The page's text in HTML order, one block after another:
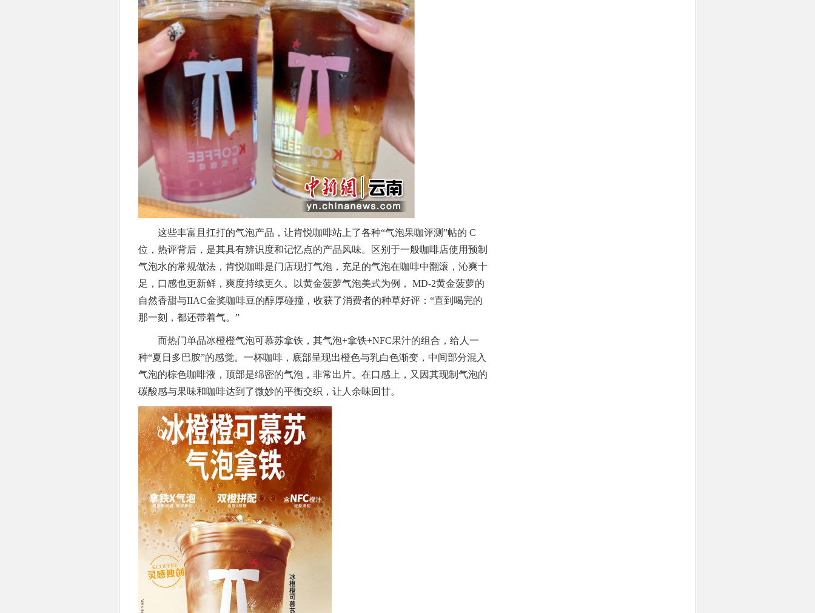
这些丰富且扛打的气泡产品，让肯悦咖啡站上了各种“气泡果咖评测”帖的 C
位，热评背后，是其具有辨识度和记忆点的产品风味。区别于一般咖啡店使用预制
气泡水的常规做法，肯悦咖啡是门店现打气泡，充足的气泡在咖啡中翻滚，沁爽十
足，口感也更新鲜，爽度持续更久。以黄金菠萝气泡美式为例， MD-2黄金菠萝的
自然香甜与IIAC金奖咖啡豆的醇厚碰撞，收获了消费者的种草好评：“直到喝完的
那一刻，都还带着气。”
而热门单品冰橙橙气泡可慕苏拿铁，其气泡+拿铁+NFC果汁的组合，给人一
种“夏日多巴胺”的感觉。一杯咖啡，底部呈现出橙色与乳白色渐变，中间部分混入
气泡的棕色咖啡液，顶部是绵密的气泡，非常出片。在口感上，又因其现制气泡的
碳酸感与果味和咖啡达到了微妙的平衡交织，让人余味回甘。